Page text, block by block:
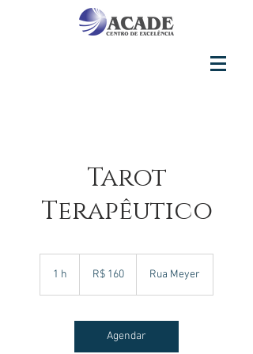
Tarot
Terapêutico
1 h
brasileiros
R$ 160 Rua Meyer
Agendar